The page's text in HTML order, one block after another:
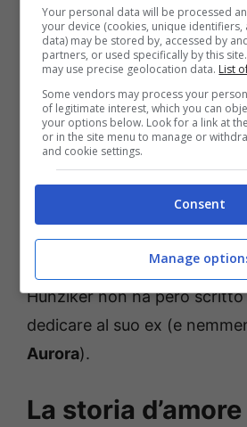
Sono però mancati proprio
Michelle Hunziker, e questo
attirato l’attenzionedei fans.
compleanno della
Auguri ad una donna
Hunziker non ha però scritto
dedicare al suo ex (e
Aurora).
La storia
Your personal data will be processed
your device (cookies, unique identifiers,
data) may be stored by, accessed by
partners, or used specifically by this
may use precise geolocation data. List
Some vendors may process your
of legitimate interest, which you can
your options below. Look for a link at
or in the site menu to manage or
and cookie settings.
Consent
Manage